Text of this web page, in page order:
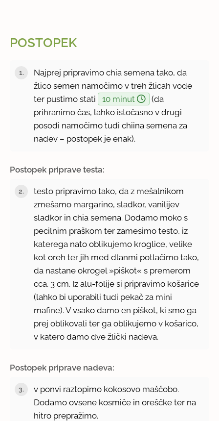
POSTOPEK
Najprej pripravimo chia semena tako, da
žlico semen namočimo v treh žlicah vode
ter pustimo stati
10 minut
(da
prihranimo čas, lahko istočasno v drugi
posodi namočimo tudi chiina semena za
nadev – postopek je enak).
Postopek priprave testa:
testo pripravimo tako, da z mešalnikom
zmešamo margarino, sladkor, vanilijev
sladkor in chia semena. Dodamo moko s
pecilnim praškom ter zamesimo testo, iz
katerega nato oblikujemo kroglice, velike
kot oreh ter jih med dlanmi potlačimo tako,
da nastane okrogel »piškot« s premerom
cca. 3 cm. Iz alu-folije si pripravimo košarice
(lahko bi uporabili tudi pekač za mini
mafine). V vsako damo en piškot, ki smo ga
prej oblikovali ter ga oblikujemo v košarico,
v katero damo dve žlički nadeva.
Postopek priprave nadeva:
v ponvi raztopimo kokosovo maščobo.
Dodamo ovsene kosmiče in oreščke ter na
hitro prepražimo.